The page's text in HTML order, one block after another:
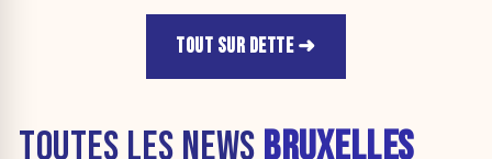
TOUT SUR DETTE
TOUTES LES NEWS BRUXELLES